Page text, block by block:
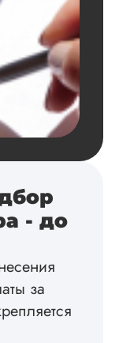
Вид работы:
Диссертация
Дата:2024-11-20
Удобная форма
официальный
оговоренные
сдачи,
оформили в
клиентами
подробно
по всем вопросам.
- до
за